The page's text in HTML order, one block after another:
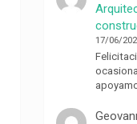
17/06/